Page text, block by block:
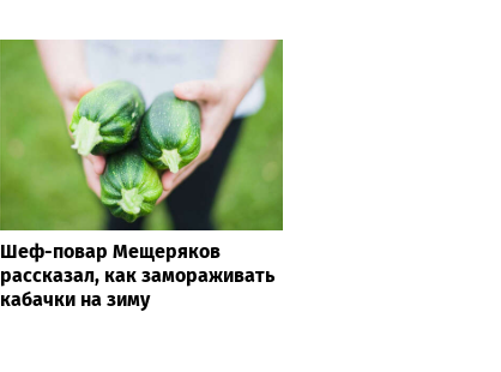
Шеф-повар Мещеряков
рассказал, как замораживать
кабачки на зиму